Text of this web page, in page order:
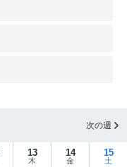
次の週
13
木
14
金
15
土